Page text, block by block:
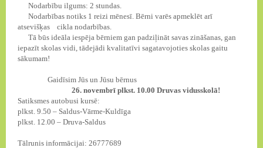
Nodarbību ilgums: 2 stundas.
Nodarbības notiks 1 reizi mēnesī. Bērni varēs apmeklēt arī
atsevišķas
cikla nodarbības.
Tā būs ideāla iespēja bērniem gan padziļināt savas zināšanas, gan
iepazīt skolas vidi, tādejādi kvalitatīvi sagatavojoties skolas gaitu
sākumam!
Gaidīsim Jūs un Jūsu bērnus
26. novembrī plkst. 10.00 Druvas vidusskolā!
Satiksmes autobusi kursē:
plkst. 9.50 – Saldus-Vārme-Kuldīga
plkst. 12.00 – Druva-Saldus
Tālrunis informācijai: 26777689